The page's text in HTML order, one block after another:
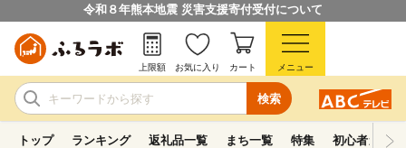
令和８年熊本地震 災害支援寄付受付について
検索
上限額 お気に入り カート メニュー
トップ ランキング 返礼品一覧 まち一覧 特集 初心者ガイド